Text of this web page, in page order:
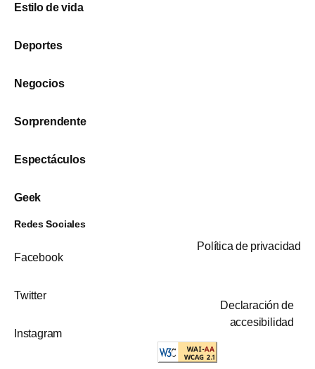
Estilo de vida
Deportes
Negocios
Sorprendente
Espectáculos
Geek
Redes Sociales
Facebook
Twitter
Instagram
Política de privacidad
Declaración de
accesibilidad